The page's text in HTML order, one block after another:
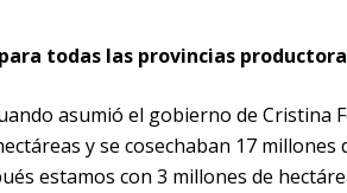
todas las provincias
asumió el gobierno de Cristina
y se cosechaban 17 millones
estamos con 3 millones de